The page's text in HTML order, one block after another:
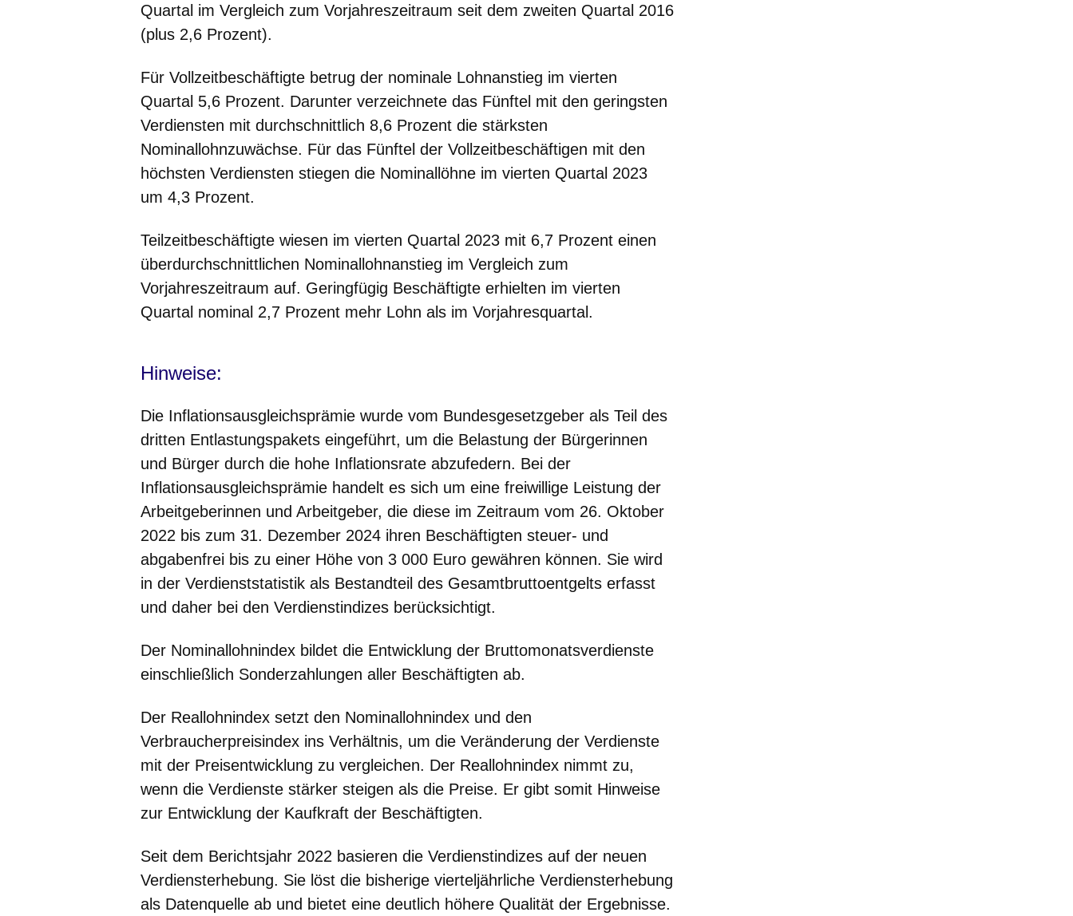
Quartal im Vergleich zum Vorjahreszeitraum seit dem zweiten Quartal 2016
(plus 2,6 Prozent).
Für Vollzeitbeschäftigte betrug der nominale Lohnanstieg im vierten
Quartal 5,6 Prozent. Darunter verzeichnete das Fünftel mit den geringsten
Verdiensten mit durchschnittlich 8,6 Prozent die stärksten
Nominallohnzuwächse. Für das Fünftel der Vollzeitbeschäftigen mit den
höchsten Verdiensten stiegen die Nominallöhne im vierten Quartal 2023
um 4,3 Prozent.
Teilzeitbeschäftigte wiesen im vierten Quartal 2023 mit 6,7 Prozent einen
überdurchschnittlichen Nominallohnanstieg im Vergleich zum
Vorjahreszeitraum auf. Geringfügig Beschäftigte erhielten im vierten
Quartal nominal 2,7 Prozent mehr Lohn als im Vorjahresquartal.
Hinweise:
Die Inflationsausgleichsprämie wurde vom Bundesgesetzgeber als Teil des
dritten Entlastungspakets eingeführt, um die Belastung der Bürgerinnen
und Bürger durch die hohe Inflationsrate abzufedern. Bei der
Inflationsausgleichsprämie handelt es sich um eine freiwillige Leistung der
Arbeitgeberinnen und Arbeitgeber, die diese im Zeitraum vom 26. Oktober
2022 bis zum 31. Dezember 2024 ihren Beschäftigten steuer- und
abgabenfrei bis zu einer Höhe von 3 000 Euro gewähren können. Sie wird
in der Verdienststatistik als Bestandteil des Gesamtbruttoentgelts erfasst
und daher bei den Verdienstindizes berücksichtigt.
Der Nominallohnindex bildet die Entwicklung der Bruttomonatsverdienste
einschließlich Sonderzahlungen aller Beschäftigten ab.
Der Reallohnindex setzt den Nominallohnindex und den
Verbraucherpreisindex ins Verhältnis, um die Veränderung der Verdienste
mit der Preisentwicklung zu vergleichen. Der Reallohnindex nimmt zu,
wenn die Verdienste stärker steigen als die Preise. Er gibt somit Hinweise
zur Entwicklung der Kaufkraft der Beschäftigten.
Seit dem Berichtsjahr 2022 basieren die Verdienstindizes auf der neuen
Verdiensterhebung. Sie löst die bisherige vierteljährliche Verdiensterhebung
als Datenquelle ab und bietet eine deutlich höhere Qualität der Ergebnisse.